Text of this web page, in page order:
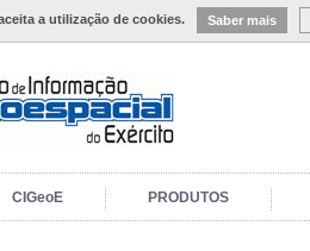
a utilização de cookies. Saber mais
CIGeoE PRODUTOS